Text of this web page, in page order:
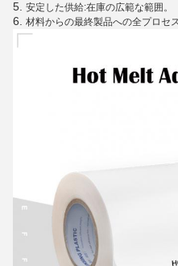
5. 安定した供給:在庫の広範な範囲。
6. 材料からの最終製品への全プロセ